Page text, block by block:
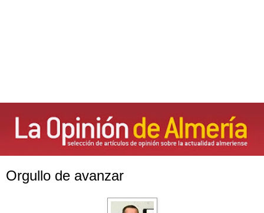
Orgullo de avanzar